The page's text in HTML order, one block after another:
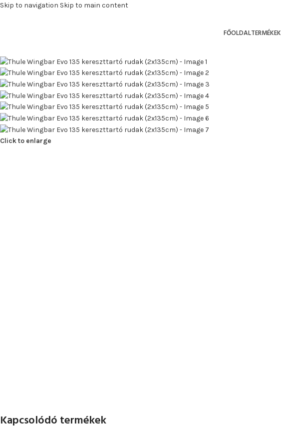
Skip to navigation Skip to main content
FŐOLDALTERMÉKEK
Click to enlarge
Kapcsolódó termékek